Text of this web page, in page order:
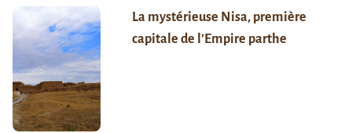
La mystérieuse Nisa, première
capitale de l’Empire parthe